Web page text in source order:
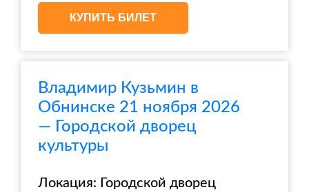
КУПИТЬ БИЛЕТ
Владимир Кузьмин в
Обнинске 21 ноября 2026
— Городской дворец
культуры
Локация: Городской дворец